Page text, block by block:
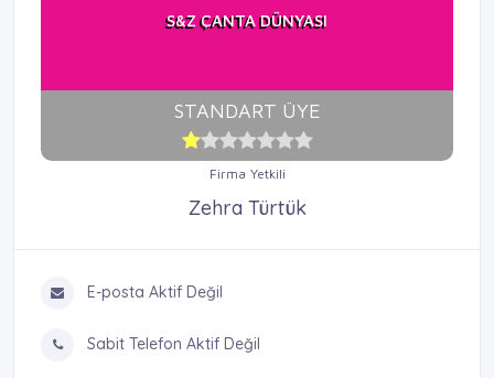
S&Z ÇANTA DÜNYASI
STANDART ÜYE
Firma Yetkili
Zehra Türtük
E-posta Aktif Değil
Sabit Telefon Aktif Değil